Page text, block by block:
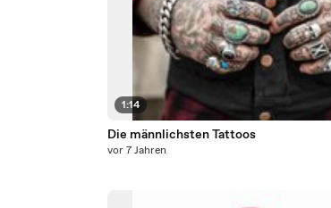
1:14
Die männlichsten Tattoos
vor 7 Jahren